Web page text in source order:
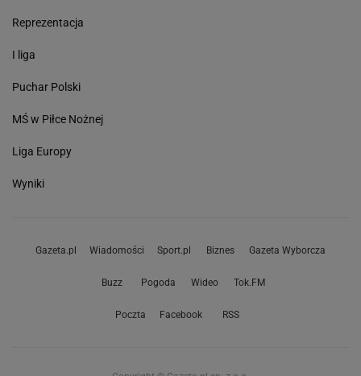
Reprezentacja
I liga
Puchar Polski
MŚ w Piłce Nożnej
Liga Europy
Wyniki
Gazeta.pl Wiadomości Sport.pl Biznes Gazeta Wyborcza
Buzz Pogoda Wideo Tok.FM
Poczta Facebook RSS